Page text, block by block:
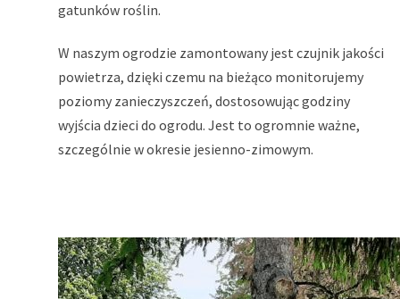
gatunków roślin.
W naszym ogrodzie zamontowany jest czujnik jakości
powietrza, dzięki czemu na bieżąco monitorujemy
poziomy zanieczyszczeń, dostosowując godziny
wyjścia dzieci do ogrodu. Jest to ogromnie ważne,
szczególnie w okresie jesienno-zimowym.